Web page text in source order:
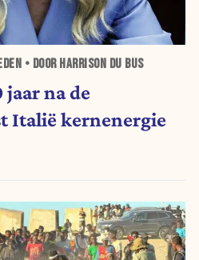
• DOOR HARRISON DU BUS
jaar na de
Italië kernenergie